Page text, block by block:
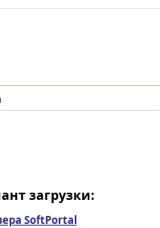
загрузки:
SoftPortal